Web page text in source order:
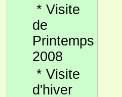
* Visite
de
Printemps
2008
* Visite
d'hiver